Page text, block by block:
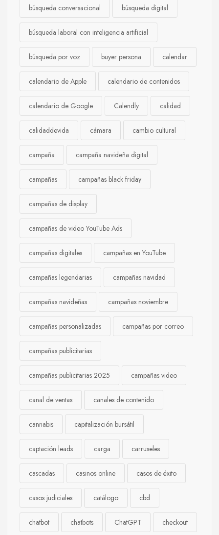
búsqueda conversacional búsqueda digital
búsqueda laboral con inteligencia artificial
búsqueda por voz buyer persona calendar
calendario de Apple calendario de contenidos
calendario de Google Calendly calidad
calidaddevida cámara cambio cultural
campaña campaña navideña digital
campañas campañas black friday
campañas de display
campañas de video YouTube Ads
campañas digitales campañas en YouTube
campañas legendarias campañas navidad
campañas navideñas campañas noviembre
campañas personalizadas campañas por correo
campañas publicitarias
campañas publicitarias 2025 campañas video
canal de ventas canales de contenido
cannabis capitalización bursátil
captación leads carga carruseles
cascadas casinos online casos de éxito
casos judiciales catálogo cbd
chatbot chatbots ChatGPT checkout